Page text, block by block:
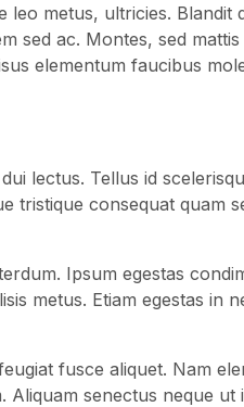
metus, ultricies. Blandit
sed ac. Montes, sed
elementum faucibus
lectus. Tellus id
tristique consequat quam
Ipsum egestas
metus. Etiam egestas in
fusce aliquet. Nam
senectus neque ut